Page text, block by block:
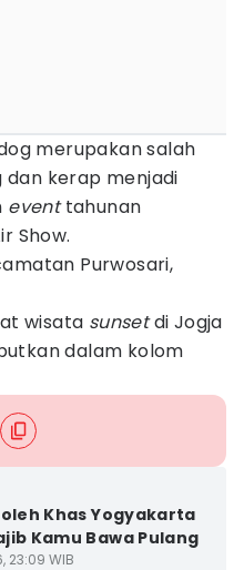
merupakan salah
kerap menjadi
eventtahunan
Show.
Purwosari,
wisata sunsetdi Jogja
dalam kolom
Khas Yogyakarta
Kamu Bawa Pulang
23:09 WIB